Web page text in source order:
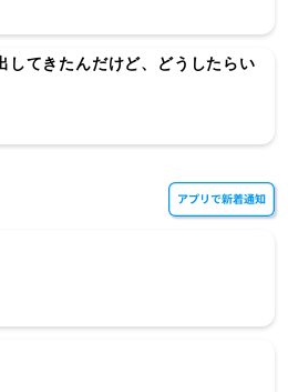
してきたんだけど、どうしたらい